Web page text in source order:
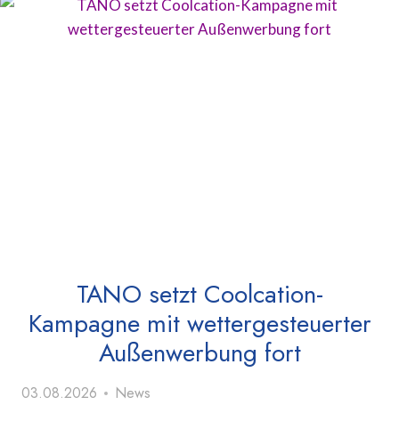
TANO setzt Coolcation-
Kampagne mit wettergesteuerter
Außenwerbung fort
03.08.2026 News